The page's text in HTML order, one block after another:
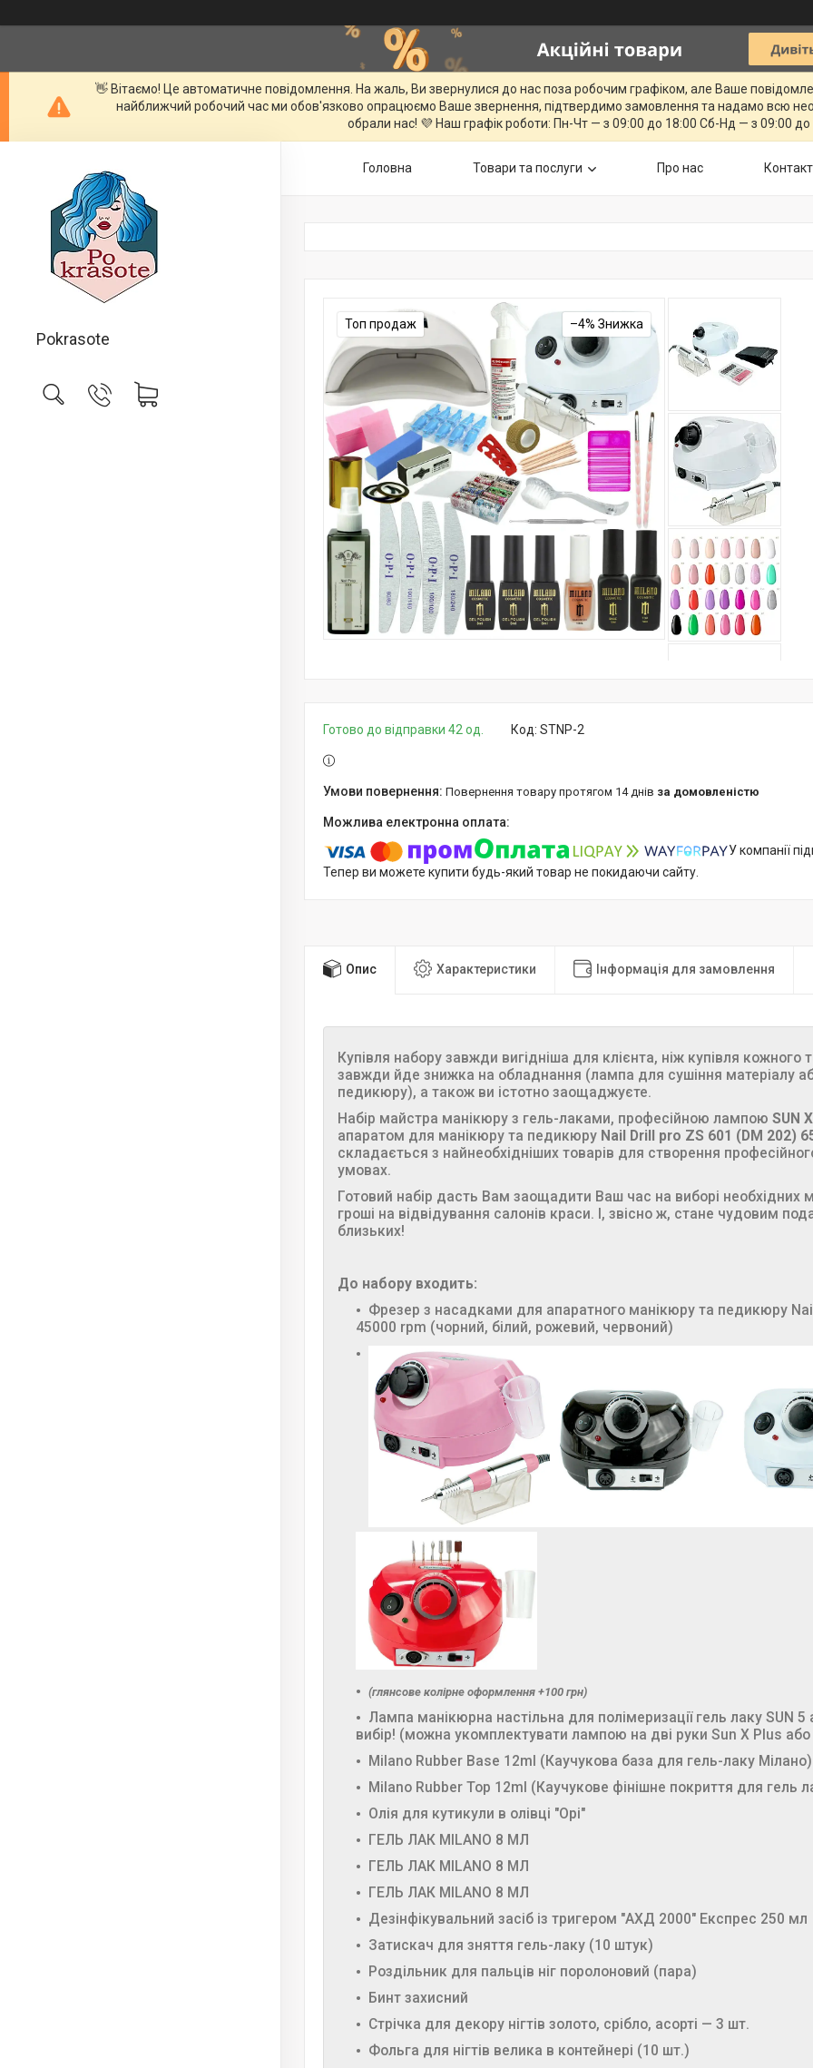
👋 Вітаємо! Це автоматичне повідомлення. На жаль, Ви звернулися до нас поза робочим графіком, але Ваше
найближчий робочий час ми обов'язково опрацюємо Ваше звернення, підтвердимо замовлення та надамо всю
обрали нас! 💜 Наш графік роботи: Пн-Чт — з 09:00 до 18:00 Сб-Нд — з 09:00
Pokrasote
Головна Товари та послуги Про нас
Топ продаж –4%
Готово до відправки 42 од. Код: STNP-2
повернення товару протягом 14 днів за домовленістю
У компанії
Тепер ви можете купити будь-який товар не покидаючи сайту.
Опис Характеристики Інформація для замовлення
Купівля набору завжди вигідніша для клієнта, ніж купівля кожного
завжди йде знижка на обладнання (лампа для сушіння матеріалу
педикюру), а також ви істотно заощаджуєте.
Набір майстра манікюру з гель-лаками, професійною лампою SUN
апаратом для манікюру та педикюру Nail Drill pro ZS 601 (DM 202)
складається з найнеобхідніших товарів для створення
умовах.
Готовий набір дасть Вам заощадити Ваш час на виборі необхідних
гроші на відвідування салонів краси. І, звісно ж, стане чудовим
близьких!
До набору входить:
Фрезер з насадками для апаратного манікюру та педикюру
45000 rpm (чорний, білий, рожевий, червоний)
(глянсове колірне оформлення +100 грн)
Лампа манікюрна настільна для полімеризації гель лаку SUN
вибір! (можна укомплектувати лампою на дві руки Sun X Plus
Milano Rubber Base 12ml (Каучукова база для гель-лаку Мілано)
Milano Rubber Top 12ml (Каучукове фінішне покриття для гель
Олія для кутикули в олівці "Opi"
ГЕЛЬ ЛАК MILANO 8 МЛ
ГЕЛЬ ЛАК MILANO 8 МЛ
ГЕЛЬ ЛАК MILANO 8 МЛ
Дезінфікувальний засіб із тригером "АХД 2000" Експрес 250 мл
Затискач для зняття гель-лаку (10 штук)
Роздільник для пальців ніг поролоновий (пара)
Бинт захисний
Стрічка для декору нігтів золото, срібло, асорті — 3 шт.
Фольга для нігтів велика в контейнері (10 шт.)